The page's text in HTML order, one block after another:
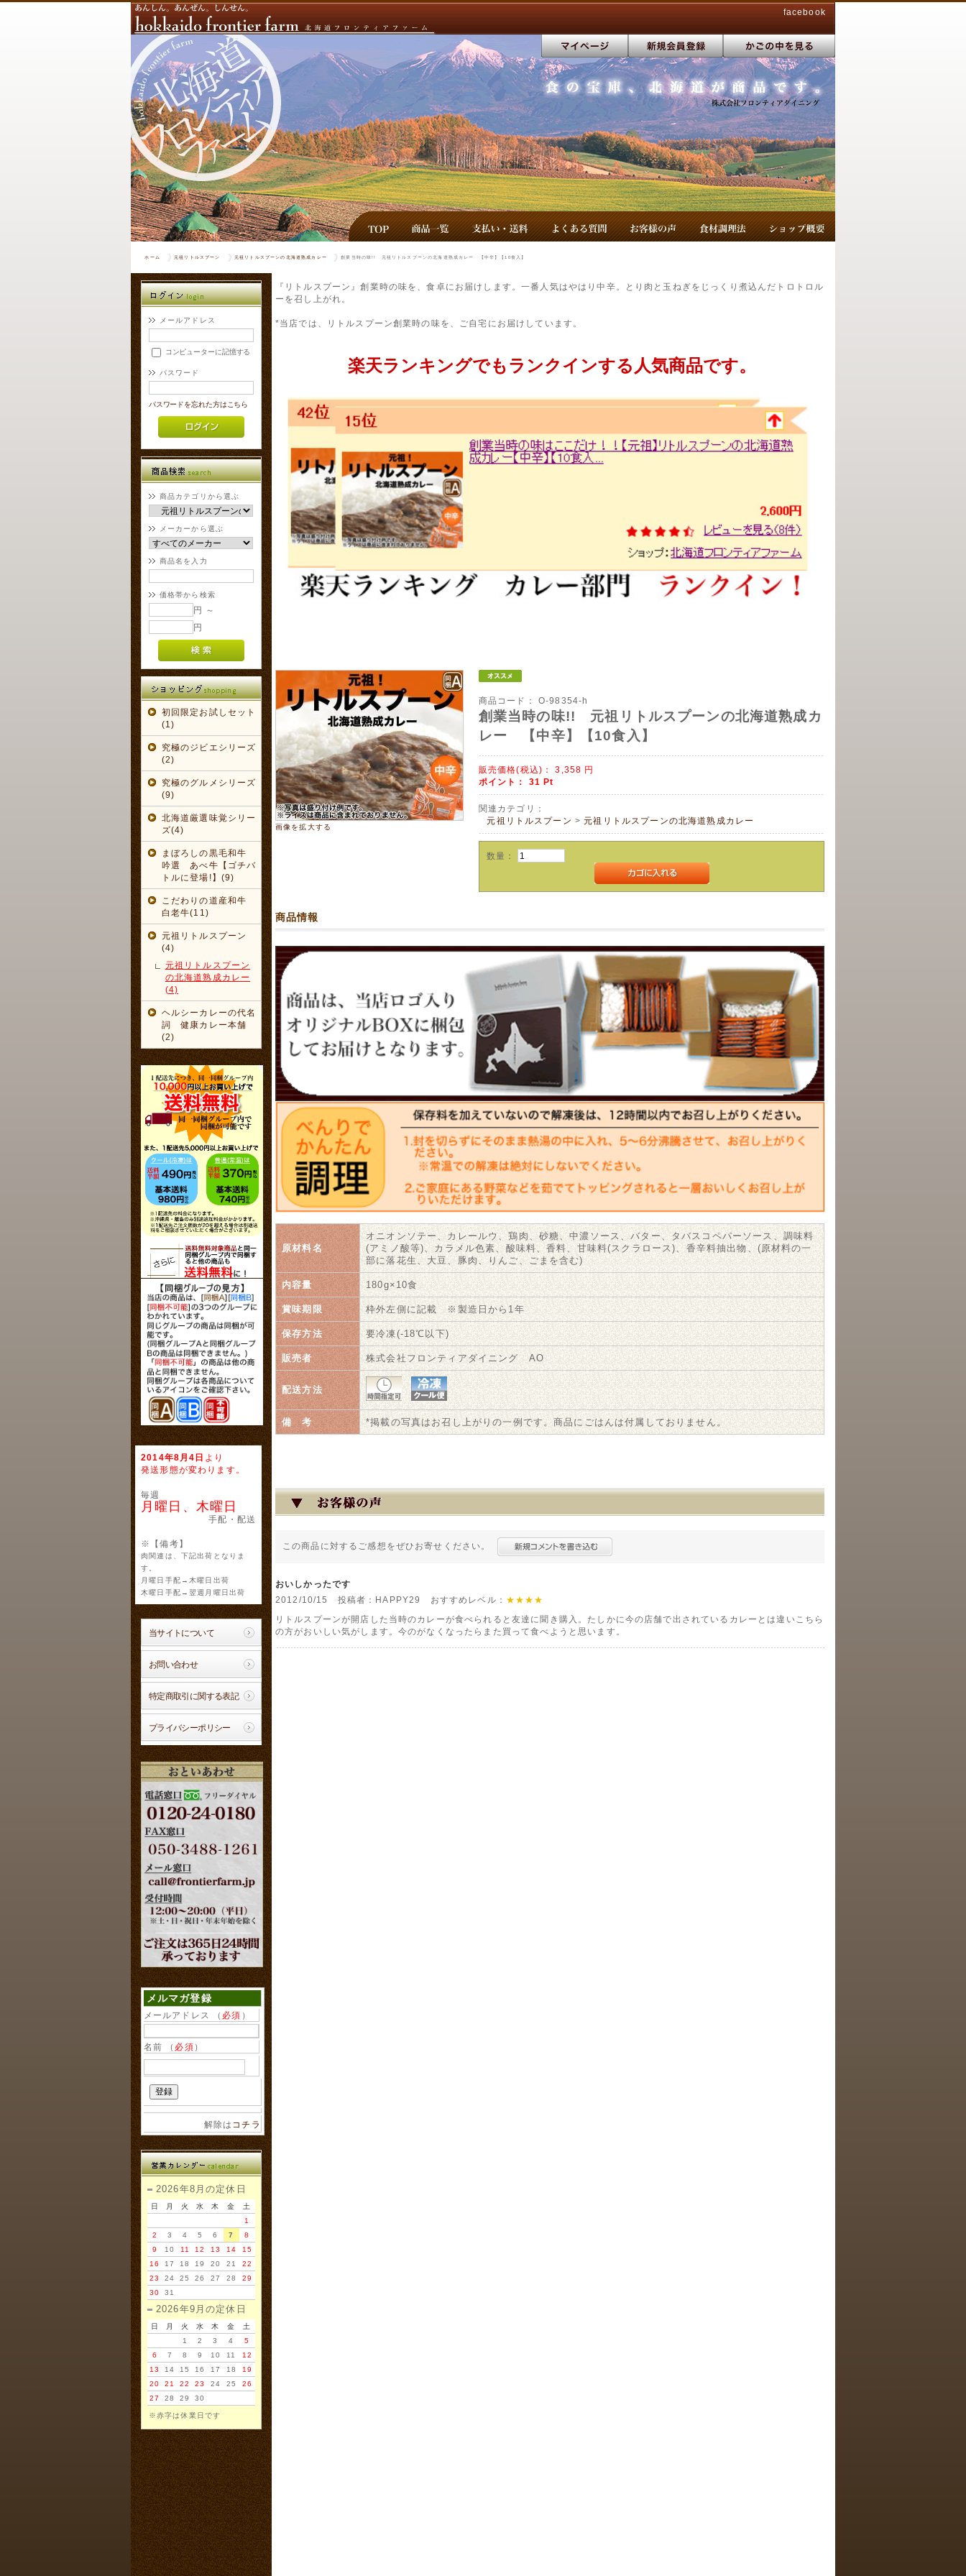
facebook
ホーム 元祖リトルスプーン 元祖リトルスプーンの北海道熟成カレー 創業当時の味!! 元祖リトルスプーンの北海道熟成カレー 【中辛】【10食入】
メールアドレス
コンピューターに記憶する
パスワード
パスワードを忘れた方はこちら
商品カテゴリから選ぶ
メーカーから選ぶ
商品名を入力
価格帯から検索
円 ～
円
初回限定お試しセット
(1)
究極のジビエシリーズ
(2)
究極のグルメシリーズ
(9)
北海道厳選味覚シリー
ズ(4)
まぼろしの黒毛和牛
吟選 あべ牛【ゴチバ
トルに登場!】(9)
こだわりの道産和牛
白老牛(11)
元祖リトルスプーン
(4)
元祖リトルスプーン
の北海道熟成カレー
(4)
ヘルシーカレーの代名
詞 健康カレー本舗
(2)
2014年8月4日
より
発送形態が変わります。
毎週
月曜日、木曜日
手配・配送
※【備考】
肉関連は、下記出荷となりま
す。
月曜日手配→木曜日出荷
木曜日手配→翌週月曜日出荷
当サイトについて
お問い合わせ
特定商取引に関する表記
プライバシーポリシー
メルマガ登録
メールアドレス （ 必須 ）
名前 （ 必須 ）
解除は コチラ
2026年8月の定休日
日 月 火 水 木 金
土
1
2
3 4 5 6 7
8
9
10 11 12 13 14
15
16
17 18 19 20 21
22
23
24 25 26 27 28
29
30
31
2026年9月の定休日
日 月 火 水 木 金
土
1
2 3 4
5
6
7 8 9 10 11
12
13
14 15 16 17 18
19
20
21 22 23 24 25
26
27
28 29 30
※赤字は休業日です
『リトルスプーン』創業時の味を、食卓にお届けします。一番人気はやはり中辛。とり肉と玉ねぎをじっくり煮込んだトロトロル
ーを召し上がれ。
*当店では、リトルスプーン創業時の味を、ご自宅にお届けしています。
楽天ランキングでもランクインする人気商品です。
画像を拡大する
商品コード： O-98354-h
創業当時の味!! 元祖リトルスプーンの北海道熟成カ
レー 【中辛】【10食入】
販売価格(税込)： 3,358 円
ポイント： 31 Pt
関連カテゴリ：
元祖リトルスプーン >元祖リトルスプーンの北海道熟成カレー
数量：
商品情報
原材料名
オニオンソテー、カレールウ、鶏肉、砂糖、中濃ソース、バター、タバスコペパーソース、調味料
(アミノ酸等)、カラメル色素、酸味料、香料、甘味料(スクラロース)、香辛料抽出物、(原材料の一
部に落花生、大豆、豚肉、りんご、ごまを含む)
内容量 180g×10食
賞味期限 枠外左側に記載 ※製造日から1年
保存方法 要冷凍(-18℃以下)
販売者 株式会社フロンティアダイニング AO
配送方法
備 考 *掲載の写真はお召し上がりの一例です。商品にごはんは付属しておりません。
この商品に対するご感想をぜひお寄せください。
おいしかったです
2012/10/15 投稿者：HAPPY29 おすすめレベル： ★★★★
リトルスプーンが開店した当時のカレーが食べられると友達に聞き購入。たしかに今の店舗で出されているカレーとは違いこちら
の方がおいしい気がします。今のがなくなったらまた買って食べようと思います。